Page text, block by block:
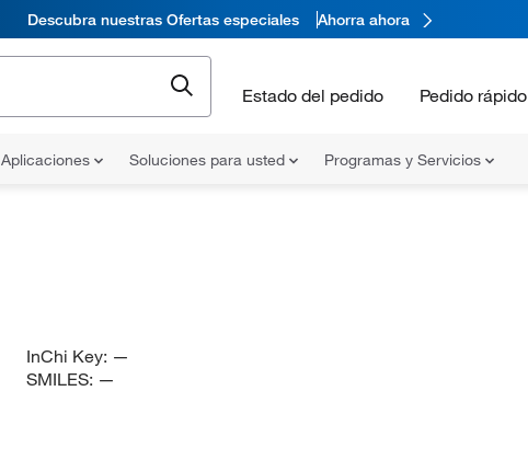
Descubra nuestras Ofertas especiales Ahorra ahora
Estado del pedido Pedido rápido
Aplicaciones Soluciones para usted Programas y Servicios
InChi Key: —
SMILES: —